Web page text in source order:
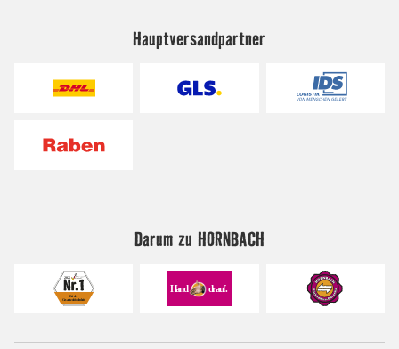
Hauptversandpartner
Darum zu HORNBACH